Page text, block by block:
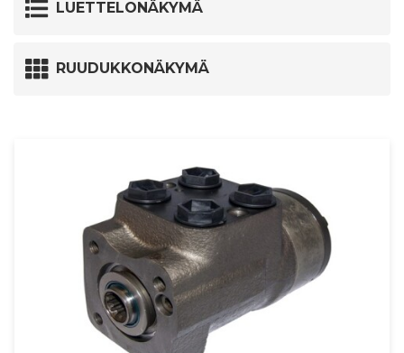
LUETTELONÄKYMÄ
RUUDUKKONÄKYMÄ